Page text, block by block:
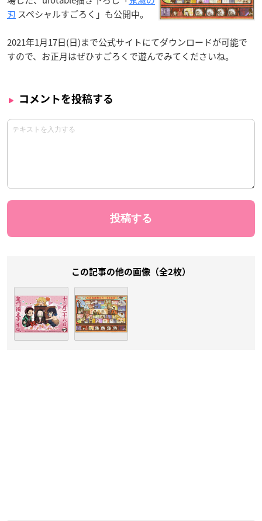
刃 スペシャルすごろく」も公開中。
2021年1月17日(日)まで公式サイトにてダウンロードが可能で
すので、お正月はぜひすごろくで遊んでみてくださいね。
コメントを投稿する
この記事の他の画像（全2枚）